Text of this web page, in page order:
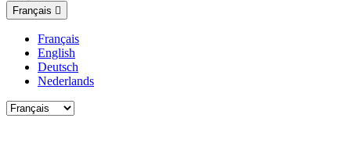
Français 
Français
English
Deutsch
Nederlands